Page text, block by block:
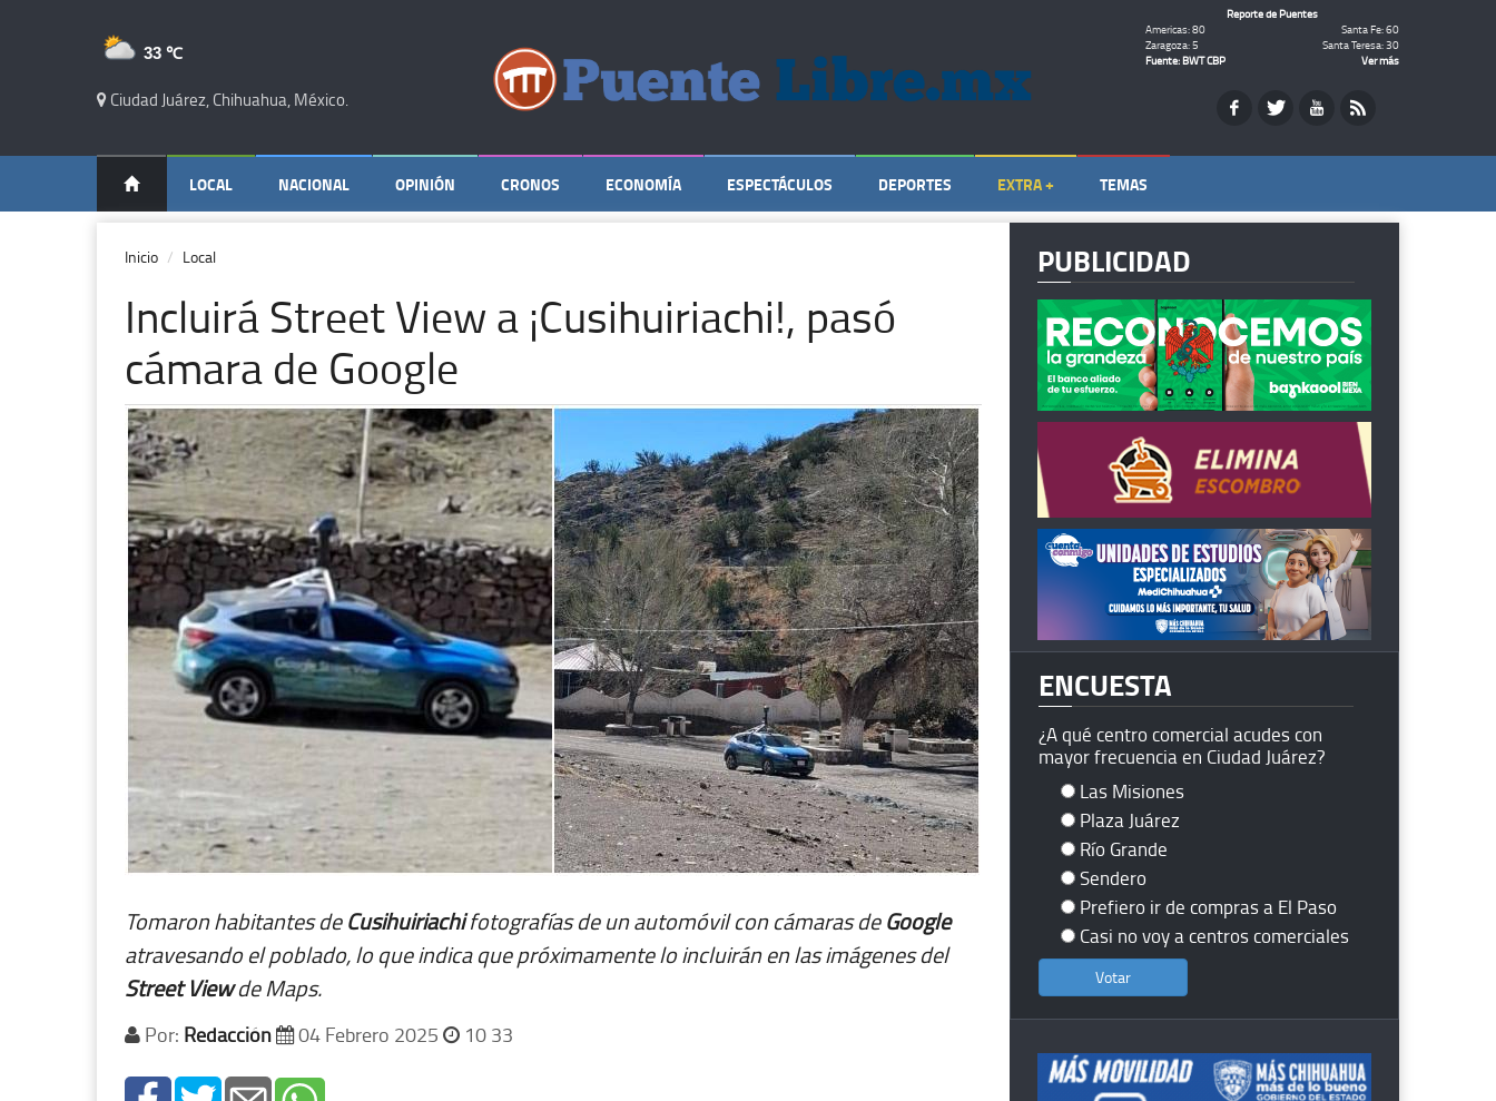
33 ℃
Ciudad Juárez, Chihuahua, México.
Reporte de Puentes
Americas: 80
Santa Fe: 60
Zaragoza: 5
Santa Teresa: 30
Fuente: BWT CBP
Ver más
LOCAL NACIONAL OPINIÓN CRONOS ECONOMÍA ESPECTÁCULOS DEPORTES EXTRA + TEMAS
Inicio Local
Incluirá Street View a ¡Cusihuiriachi!, pasó
cámara de Google
Tomaron habitantes deCusihuiriachifotografías de un automóvil con cámaras deGoogle
atravesando el poblado, lo que indica que próximamente lo incluirán en las imágenes del
Street Viewde Maps.
Por: Redacción 04 Febrero 2025 10 33
PUBLICIDAD
ENCUESTA
¿A qué centro comercial acudes con
mayor frecuencia en Ciudad Juárez?
Las Misiones
Plaza Juárez
Río Grande
Sendero
Prefiero ir de compras a El Paso
Casi no voy a centros comerciales